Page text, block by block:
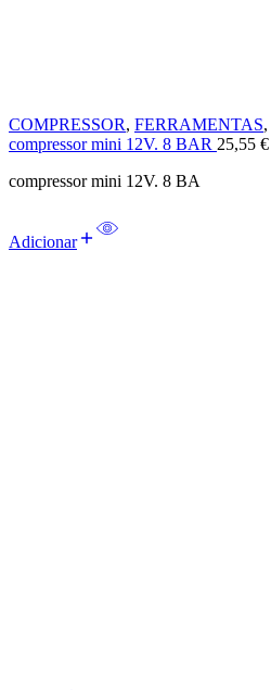
COMPRESSOR, FERRAMENTAS,
compressor mini 12V. 8 BAR 25,55 €
compressor mini 12V. 8 BA
Adicionar